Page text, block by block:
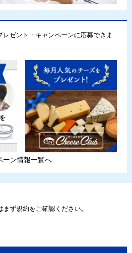
レゼント・キャンペーンに応募できま
ーン情報一覧へ
ず規約をご確認ください。